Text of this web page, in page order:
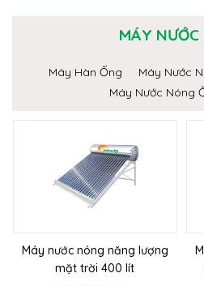
MÁY NƯỚC
Máy Hàn Ống
Máy Nước
Máy Nước Nóng
Máy nước nóng năng lượng
mặt trời 400 lít